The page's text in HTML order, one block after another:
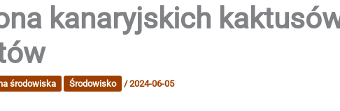
kanaryjskich
środowiska Środowisko /2024-06-05